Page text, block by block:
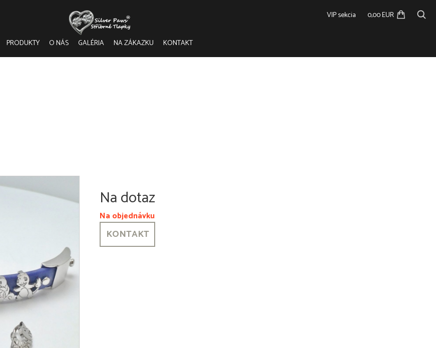
VIP sekcia 0,00 EUR
PRODUKTY O NÁS GALÉRIA NA ZÁKAZKU KONTAKT
Na dotaz
Na objednávku
KONTAKT